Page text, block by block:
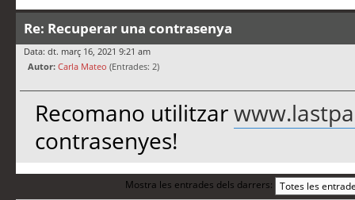
Re: Recuperar una contrasenya
Data: dt. març 16, 2021 9:21 am
Autor: Carla Mateo (Entrades: 2)
Recomano utilitzar
contrasenyes!
Mostra les entrades dels darrers: